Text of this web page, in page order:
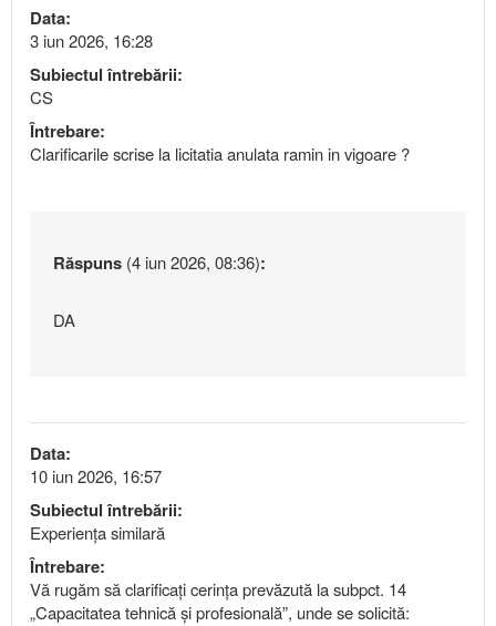
Data:
3 iun 2026, 16:28
Subiectul întrebării:
CS
Întrebare:
Clarificarile scrise la licitatia anulata ramin in vigoare ?
Răspuns (4 iun 2026, 08:36):
DA
Data:
10 iun 2026, 16:57
Subiectul întrebării:
Experiența similară
Întrebare:
Vă rugăm să clarificați cerința prevăzută la subpct. 14
„Capacitatea tehnică și profesională”, unde se solicită: